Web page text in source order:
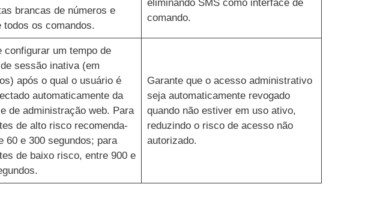
brancas de números e
todos os comandos.
eliminando SMS como interface de
comando.
configurar um tempo de
sessão inativa (em
após o qual o usuário é
automaticamente da
de administração web. Para
de alto risco recomenda-
60 e 300 segundos; para
de baixo risco, entre 900 e
Garante que o acesso administrativo
seja automaticamente revogado
quando não estiver em uso ativo,
reduzindo o risco de acesso não
autorizado.